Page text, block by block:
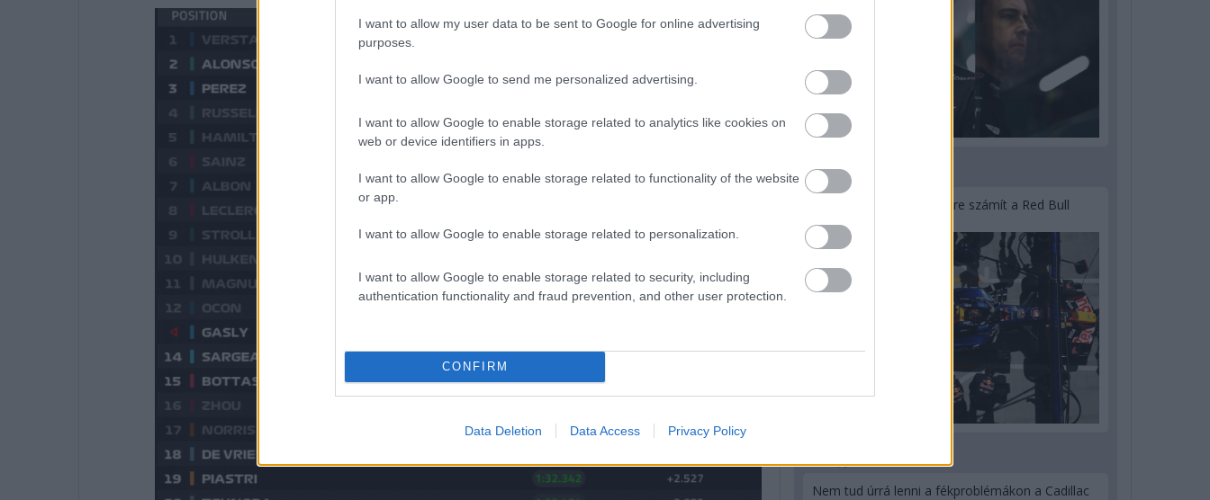
I want to allow my user data to be sent to Google for online advertising
purposes.
I want to allow Google to send me personalized advertising.
I want to allow Google to enable storage related to analytics like cookies on
web or device identifiers in apps.
I want to allow Google to enable storage related to functionality of the website
or app.
I want to allow Google to enable storage related to personalization.
I want to allow Google to enable storage related to security, including
authentication functionality and fraud prevention, and other user protection.
CONFIRM
Data Deletion Data Access Privacy Policy
3 napja
Lassuló fejlesztési ütemre számít a Red Bull
Nem tud úrrá lenni a fékproblémákon a Cadillac